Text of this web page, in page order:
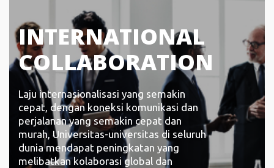
INTERNATIONAL
COLLABORATION
Laju internasionalisasi yang semakin
cepat, dengan koneksi komunikasi dan
perjalanan yang semakin cepat dan
murah, Universitas-universitas di seluruh
dunia mendapat peningkatan yang
melibatkan kolaborasi global dan